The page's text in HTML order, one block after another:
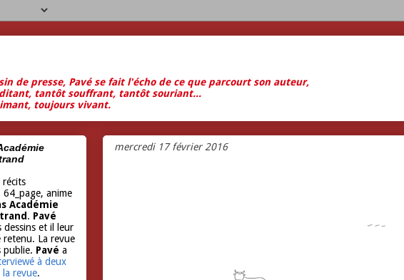
de presse, Pavé se fait l'écho de ce que parcourt son auteur,
tantôt souffrant, tantôt souriant...
toujours vivant.
mercredi 17 février 2016
récits
64_page, anime
Académie
. Pavé
dessins et il leur
retenu. La revue
publie. Pavé a
à deux
la revue.